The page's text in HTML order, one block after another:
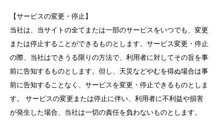
【サービスの変更・停止】
当社は、当サイトの全てまたは一部のサービスをいつでも、変更
または停止することができるものとします。サービス変更・停止
の際、当社はできうる限りの方法で、利用者に対してその旨を事
前に告知するものとします。但し、天災などやむを得ぬ場合は事
前に告知することなく、サービスを変更・停止できるものとしま
す。 サービスの変更または停止に伴い、利用者に不利益や損害
が発生した場合、当社は一切の責任を負わないものとします。